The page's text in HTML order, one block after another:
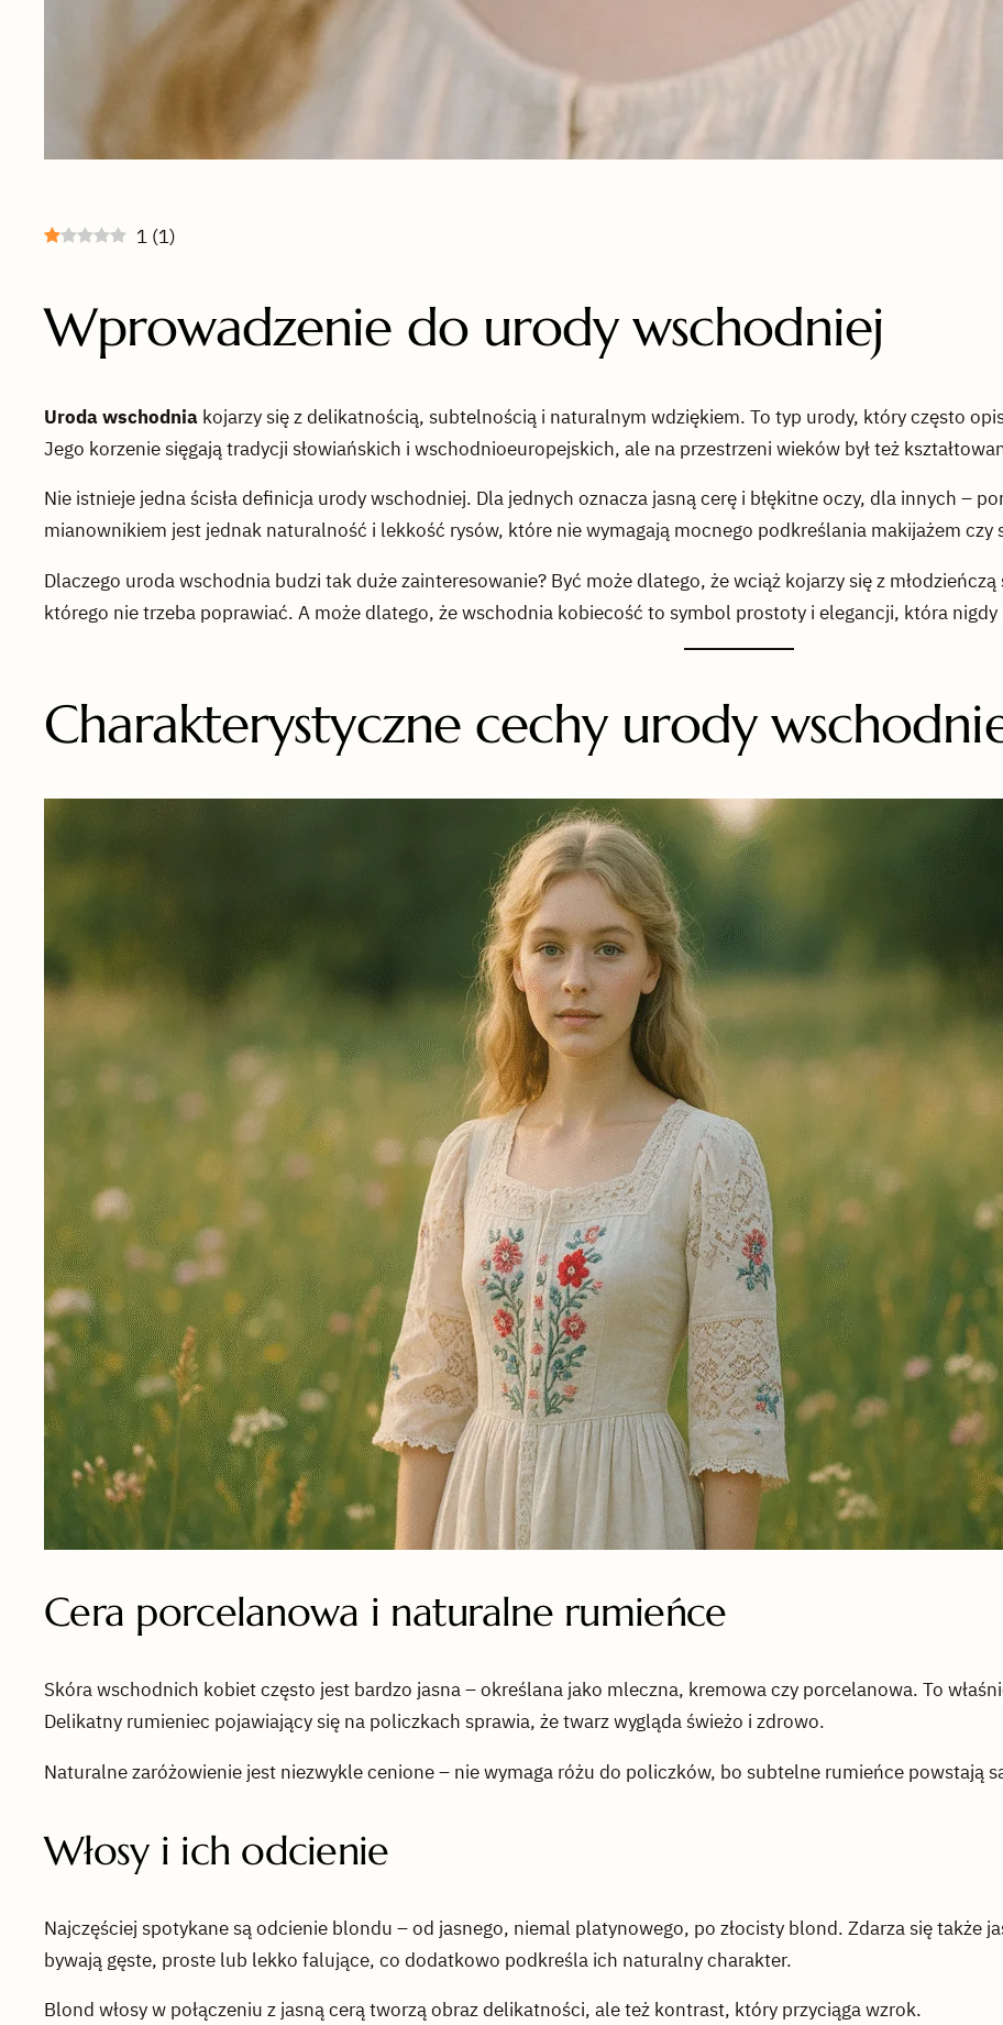
1 (1)
Wprowadzenie do urody wschodniej
Uroda wschodnia kojarzy się z delikatnością, subtelnością i naturalnym wdziękiem. To typ urody, który często
Jego korzenie sięgają tradycji słowiańskich i wschodnioeuropejskich, ale na przestrzeni wieków był też
Nie istnieje jedna ścisła definicja urody wschodniej. Dla jednych oznacza jasną cerę i błękitne oczy, dla innych –
mianownikiem jest jednak naturalność i lekkość rysów, które nie wymagają mocnego podkreślania makijażem czy
Dlaczego uroda wschodnia budzi tak duże zainteresowanie? Być może dlatego, że wciąż kojarzy się z
którego nie trzeba poprawiać. A może dlatego, że wschodnia kobiecość to symbol prostoty i elegancji, która nigdy
Charakterystyczne cechy urody
Cera porcelanowa i naturalne rumieńce
Skóra wschodnich kobiet często jest bardzo jasna – określana jako mleczna, kremowa czy porcelanowa. To
Delikatny rumieniec pojawiający się na policzkach sprawia, że twarz wygląda świeżo i zdrowo.
Naturalne zaróżowienie jest niezwykle cenione – nie wymaga różu do policzków, bo subtelne rumieńce powstają
Włosy i ich odcienie
Najczęściej spotykane są odcienie blondu – od jasnego, niemal platynowego, po złocisty blond. Zdarza się także
bywają gęste, proste lub lekko falujące, co dodatkowo podkreśla ich naturalny charakter.
Blond włosy w połączeniu z jasną cerą tworzą obraz delikatności, ale też kontrast, który przyciąga wzrok.